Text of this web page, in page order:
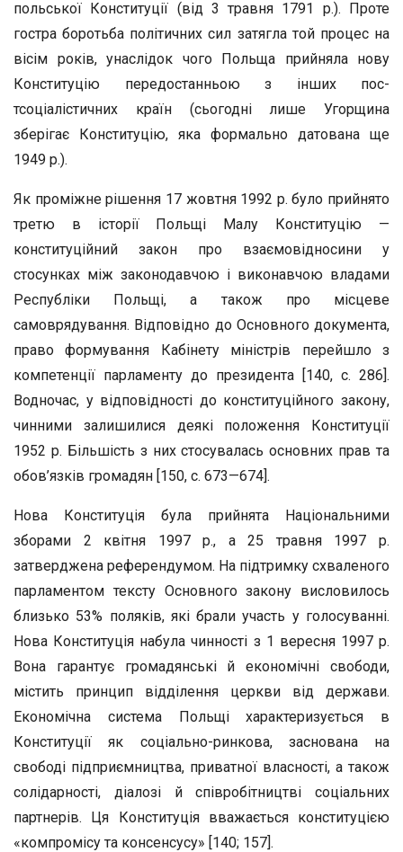
польської Конституції (від 3 травня 1791 р.). Проте
гостра боротьба політичних сил затягла той процес на
вісім років, унаслідок чого Польща прийняла нову
Конституцію передостанньою з інших пос-
тсоціалістичних країн (сьогодні лише Угорщина
зберігає Конституцію, яка формально датована ще
1949 р.).
Як проміжне рішення 17 жовтня 1992 р. було прийнято
третю в історії Польщі Малу Конституцію —
конституційний закон про взаємовідносини у
стосунках між законодавчою і виконавчою владами
Республіки Польщі, а також про місцеве
самоврядування. Відповідно до Основного документа,
право формування Кабінету міністрів перейшло з
компетенції парламенту до президента [140, с. 286].
Водночас, у відповідності до конституційного закону,
чинними залишилися деякі положення Конституції
1952 р. Більшість з них стосувалась основних прав та
обов’язків громадян [150, с. 673—674].
Нова Конституція була прийнята Національними
зборами 2 квітня 1997 р., а 25 травня 1997 р.
затверджена референдумом. На підтримку схваленого
парламентом тексту Основного закону висловилось
близько 53% поляків, які брали участь у голосуванні.
Нова Конституція набула чинності з 1 вересня 1997 р.
Вона гарантує громадянські й економічні свободи,
містить принцип відділення церкви від держави.
Економічна система Польщі характеризується в
Конституції як соціально-ринкова, заснована на
свободі підприємництва, приватної власності, а також
солідарності, діалозі й співробітництві соціальних
партнерів. Ця Конституція вважається конституцією
«компромісу та консенсусу» [140; 157].